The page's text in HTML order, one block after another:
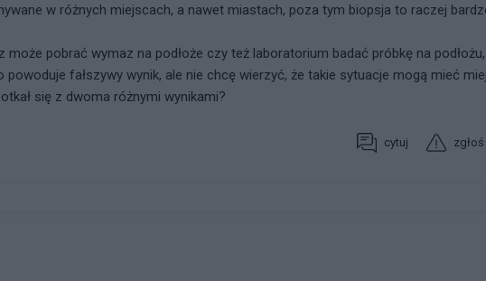
w różnych miejscach, a nawet miastach, poza tym biopsja to raczej
może pobrać wymaz na podłoże czy też laboratorium badać próbkę na
powoduje fałszywy wynik, ale nie chcę wierzyć, że takie sytuacje mogą mieć
się z dwoma różnymi wynikami?
cytuj